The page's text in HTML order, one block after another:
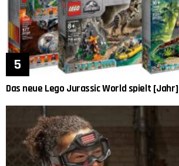
Das neue Lego Jurassic World spielt [Jahr]